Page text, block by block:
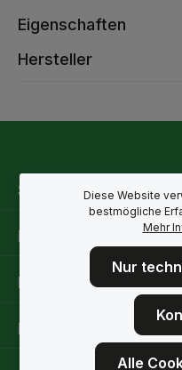
Eigenschaften
Hersteller
Service-Hotline
Rechtliche Hinweise
Informationen
Folge uns
Diese Website
bestmögliche
Mehr
Nur
Alle